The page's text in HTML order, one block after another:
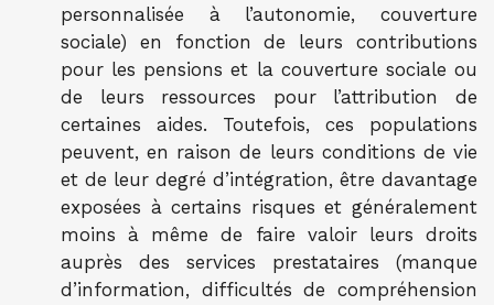
personnalisée à l’autonomie, couverture
sociale) en fonction de leurs contributions
pour les pensions et la couverture sociale ou
de leurs ressources pour l’attribution de
certaines aides. Toutefois, ces populations
peuvent, en raison de leurs conditions de vie
et de leur degré d’intégration, être davantage
exposées à certains risques et généralement
moins à même de faire valoir leurs droits
auprès des services prestataires (manque
d’information, difficultés de compréhension